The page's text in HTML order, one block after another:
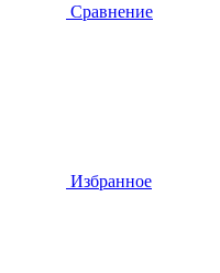
Сравнение
Избранное